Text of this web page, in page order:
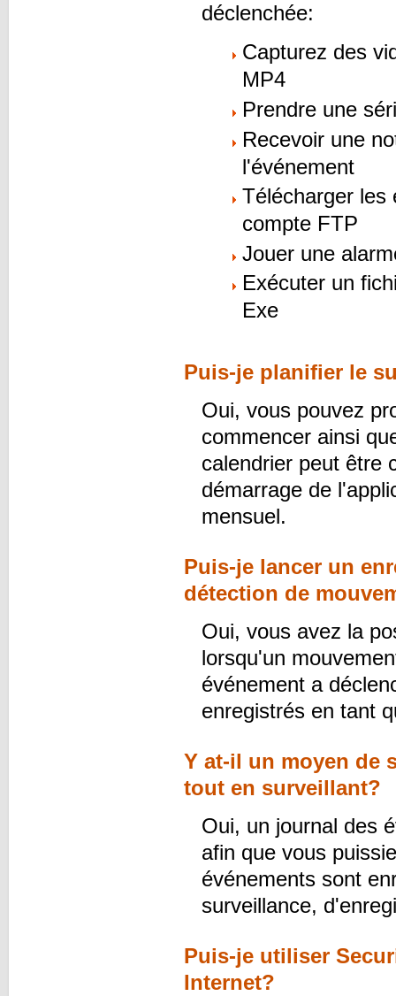
déclenchée:
Capturez des
MP4
Prendre une
Recevoir une
l'événement
Télécharger les
compte FTP
Jouer une
Exécuter un
Exe
Puis-je planifier le
Oui, vous pouvez
commencer ainsi
calendrier peut être
démarrage de
mensuel.
Puis-je lancer un
détection de
Oui, vous avez la
lorsqu'un
événement a
enregistrés en tant
Y at-il un moyen de
tout en surveillant?
Oui, un journal des
afin que vous
événements sont
surveillance,
Puis-je utiliser
Internet?